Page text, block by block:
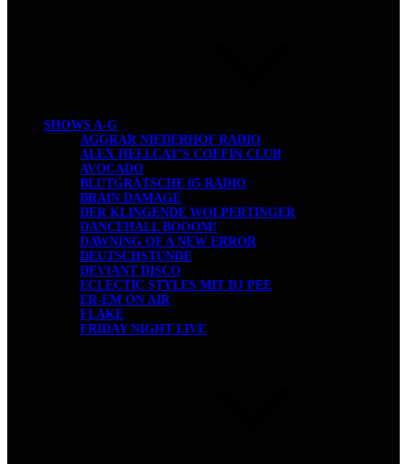
SHOWS A-G
AGGRAR NIEDERHOF RADIO
ALEX HELLCAT’S COFFIN CLUB
AVOCADO
BLUTGRÄTSCHE 05 RADIO
BRAIN DAMAGE
DER KLINGENDE WOLPERTINGER
DANCEHALL BOOOM!
DAWNING OF A NEW ERROR
DEUTSCHSTUNDE
DEVIANT DISCO
ECLECTIC STYLES MIT DJ PEE
ER-EM ON AIR
FLAKE
FRIDAY NIGHT LIVE